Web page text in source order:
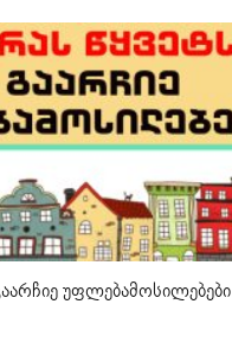
უფლებამოსილებები